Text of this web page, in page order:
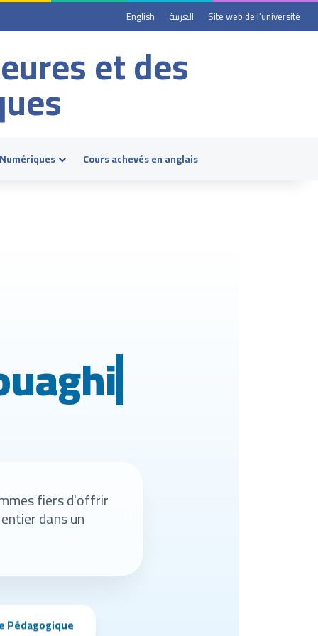
English العربية Site web de l’université
et des
Cours achevés en anglais
fiers d'offrir
dans un
Pédagogique